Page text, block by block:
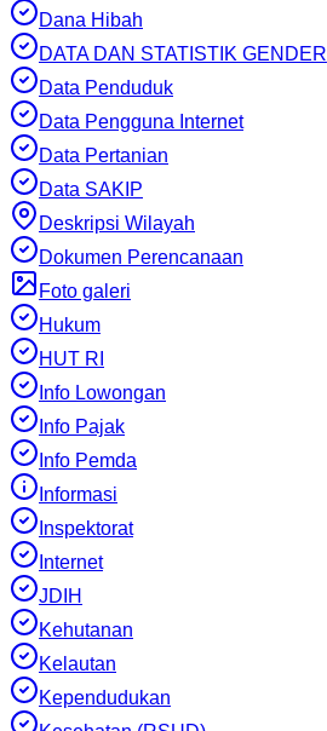
Dana Hibah
DATA DAN STATISTIK GENDER
Data Penduduk
Data Pengguna Internet
Data Pertanian
Data SAKIP
Deskripsi Wilayah
Dokumen Perencanaan
Foto galeri
Hukum
HUT RI
Info Lowongan
Info Pajak
Info Pemda
Informasi
Inspektorat
Internet
JDIH
Kehutanan
Kelautan
Kependudukan